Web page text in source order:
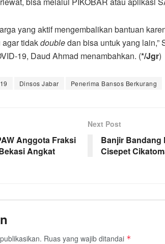
yang aktif mengembalikan bantuan
tidakdoubledan bisa untuk yang lain,”
19, Daud Ahmad menambahkan. (*/Jgr)
Dinsos Jabar Penerima Bansos Berkurang
Anggota Fraksi
Angkat
Next Post
Banjir Bandang
Cisepet
Ruas yang wajib ditandai *